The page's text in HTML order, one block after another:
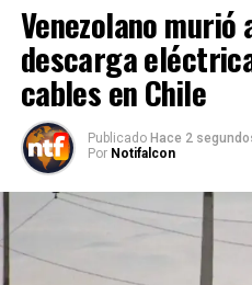
Venezolano
descarga
cables en Chile
Publicado Hace 2
Por Notifalcon